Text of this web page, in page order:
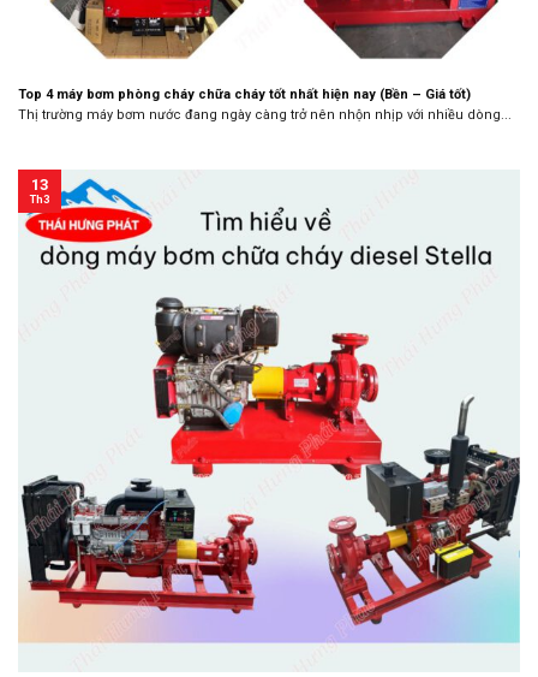
Top 4 máy bơm phòng cháy chữa cháy tốt nhất hiện nay (Bền – Giá tốt)
Thị trường máy bơm nước đang ngày càng trở nên nhộn nhịp với nhiều dòng...
13
Th3